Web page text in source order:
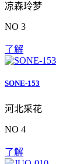
凉森玲梦
NO 3
了解
SONE-153
河北采花
NO 4
了解